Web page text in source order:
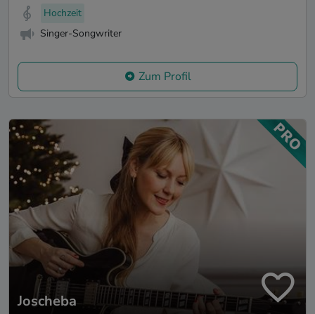
Hochzeit
Singer-Songwriter
Zum Profil
Joscheba